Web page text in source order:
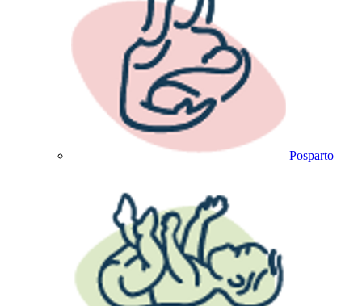
Posparto